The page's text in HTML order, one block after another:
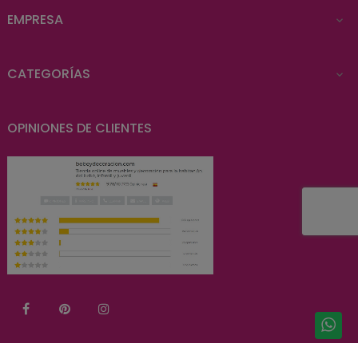
EMPRESA 
CATEGORÍAS 
OPINIONES DE CLIENTES
FacebookPinterest